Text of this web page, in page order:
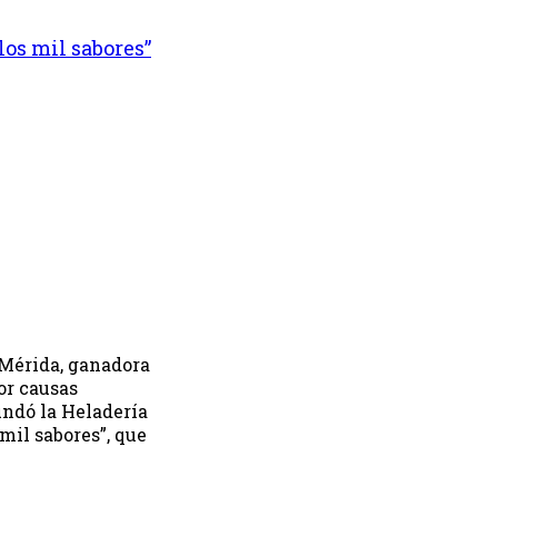
mil sabores”
ganadora
causas
la Heladería
sabores”, que